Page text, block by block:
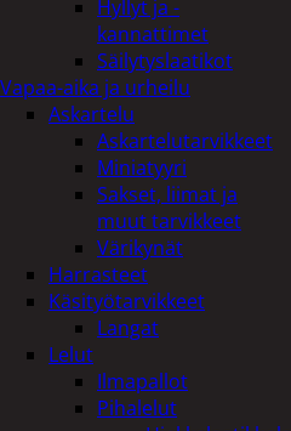
Hyllyt ja -
kannattimet
Säilytyslaatikot
Vapaa-aika ja urheilu
Askartelu
Askartelutarvikkeet
Miniatyyri
Sakset, liimat ja
muut tarvikkeet
Värikynät
Harrasteet
Käsityötarvikkeet
Langat
Lelut
Ilmapallot
Pihalelut